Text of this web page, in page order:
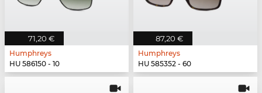
71,20 €
Humphreys
HU 586150 - 10
87,20 €
Humphreys
HU 585352 - 60